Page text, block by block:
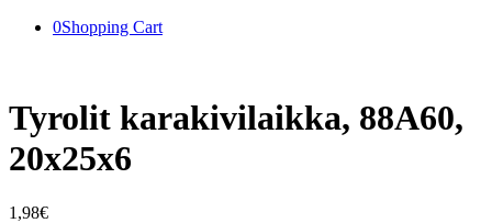
0Shopping Cart
Tyrolit karakivilaikka, 88A60,
20x25x6
1,98€